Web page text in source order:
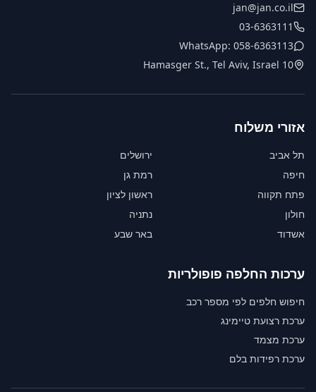
jan@jan.co.il
03-6363111
WhatsApp: 058-6363113
10 Hamasger St., Tel Aviv, Israel
אזורי משלוח
תל אביב
ירושלים
חיפה
רמת גן
פתח תקווה
ראשון לציון
חולון
נתניה
אשדוד
באר שבע
ערכות החלפה פופולריות
חיפוש חלפים לפי מספר רכב
ערכת רצועת טיימינג
ערכת מצמד
ערכת רפידות בלם